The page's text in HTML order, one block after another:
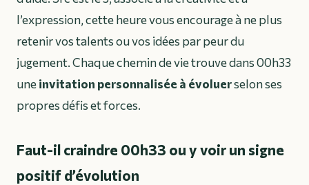
l’expression, cette heure vous encourage à ne plus
retenir vos talents ou vos idées par peur du
jugement. Chaque chemin de vie trouve dans 00h33
uneinvitation personnalisée à évoluerselon ses
propres défis et forces.
Faut-il craindre 00h33 ou y voir un signe
positif d’évolution